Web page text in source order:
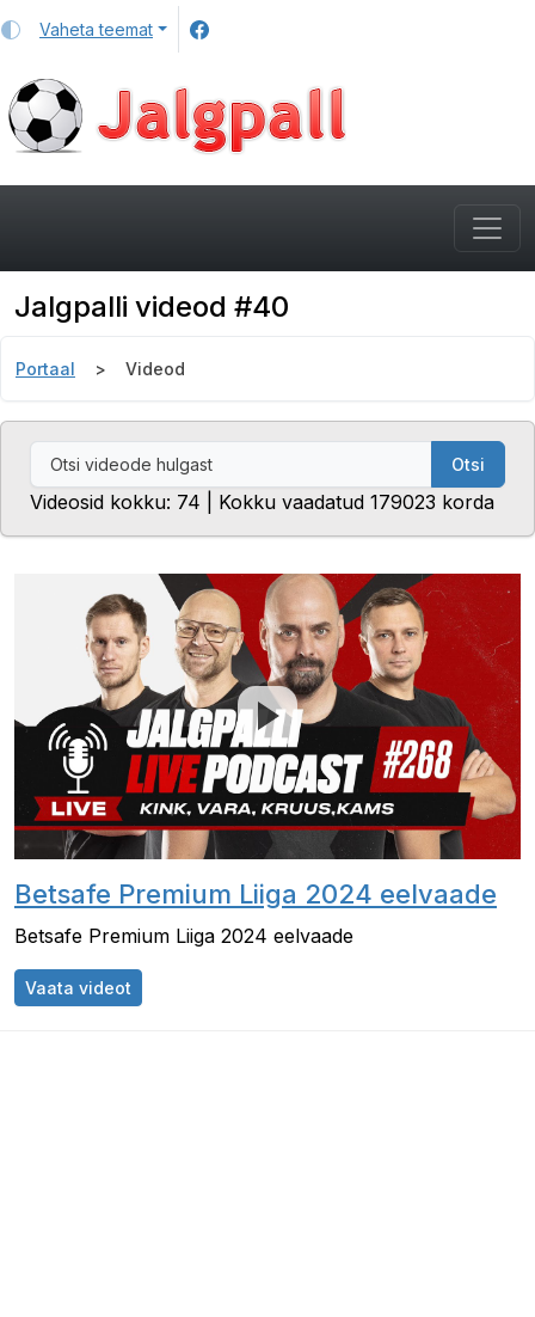
Vaheta teemat
Jalgpalli videod #40
Portaal Videod
Otsi
Videosid kokku: 74 | Kokku vaadatud 179023 korda
Betsafe Premium Liiga 2024 eelvaade
Betsafe Premium Liiga 2024 eelvaade
Vaata videot